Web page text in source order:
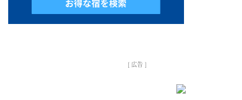
[ 広告 ]